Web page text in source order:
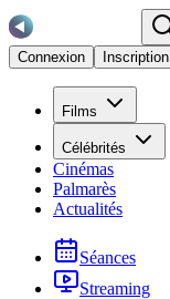
Connexion
Inscription
Films
Célébrités
Cinémas
Palmarès
Actualités
Séances
Streaming